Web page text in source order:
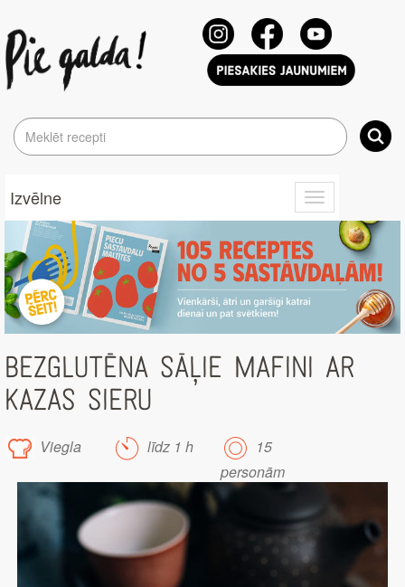
Toggle
navigation
Izvēlne
BEZGLUTĒNA SĀĻIE MAFINI AR
KAZAS SIERU
Viegla līdz 1 h
15
personām